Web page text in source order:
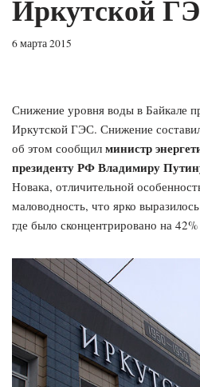
Иркутской
6 марта 2015
Снижение уровня воды в Байкале
Иркутской ГЭС. Снижение
об этом сообщил министр
президенту РФ Владимиру
Новака, отличительной
маловодность, что ярко
где было сконцентрировано на